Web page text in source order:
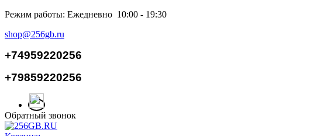
Режим работы: Ежедневно 10:00 - 19:30
shop@256gb.ru
+74959220256
+79859220256
Обратный звонок